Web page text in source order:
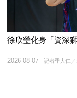
徐欣瑩化身「資深
記者季大仁／
2026-08-07